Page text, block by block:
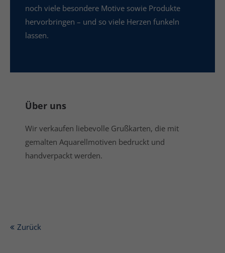
noch viele besondere Motive sowie Produkte
hervorbringen – und so viele Herzen funkeln
lassen.
Über uns
Wir verkaufen liebevolle Grußkarten, die mit
gemalten Aquarellmotiven bedruckt und
handverpackt werden.
Zurück